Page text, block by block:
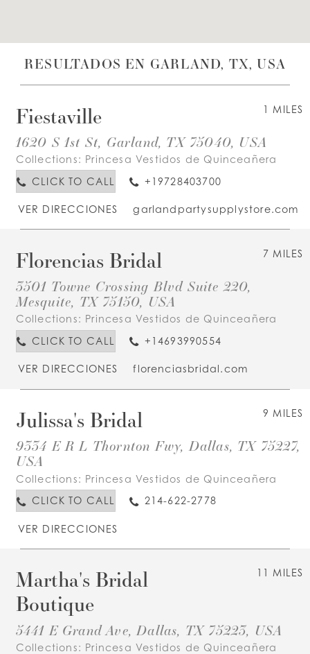
RESULTADOS EN GARLAND, TX, USA
1 MILES
Fiestaville
1620 S 1st St, Garland, TX 75040, USA
Collections: Princesa Vestidos de Quinceañera
CLICK TO CALL
+19728403700
VER DIRECCIONES garlandpartysupplystore.com
7 MILES
Florencias Bridal
3501 Towne Crossing Blvd Suite 220,
Mesquite, TX 75150, USA
Collections: Princesa Vestidos de Quinceañera
CLICK TO CALL
+14693990554
VER DIRECCIONES florenciasbridal.com
9 MILES
Julissa's Bridal
9334 E R L Thornton Fwy, Dallas, TX 75227,
USA
Collections: Princesa Vestidos de Quinceañera
CLICK TO CALL
214-622-2778
VER DIRECCIONES
11 MILES
Martha's Bridal
Boutique
5441 E Grand Ave, Dallas, TX 75223, USA
Collections: Princesa Vestidos de Quinceañera